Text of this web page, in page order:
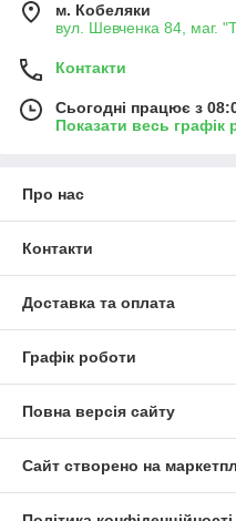
м. Кобеляки
вул. Шевченка 84, маг.
Контакти
Сьогодні працює з
Показати весь графік
Про нас
Контакти
Доставка та оплата
Графік роботи
Повна версія сайту
Сайт створено на